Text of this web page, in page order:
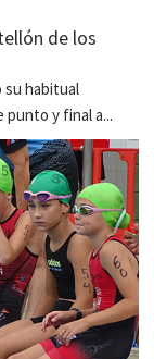
de los
su habitual
punto y final a...